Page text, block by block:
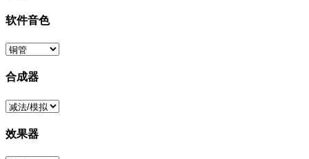
软件音色
合成器
效果器